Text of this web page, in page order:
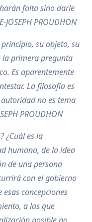
falta sino darle
PROUDHON
principio, su objeto, su
la primera pregunta
Es aparentemente
La filosofía es
no es tema
PROUDHON
¿Cuál es la
humana, de la idea
de una persona
con el gobierno
concepciones
a las que